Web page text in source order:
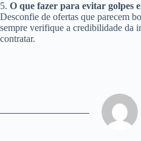
5. O que fazer para evitar golpes
Desconfie de ofertas que parecem
sempre verifique a credibilidade da
contratar.